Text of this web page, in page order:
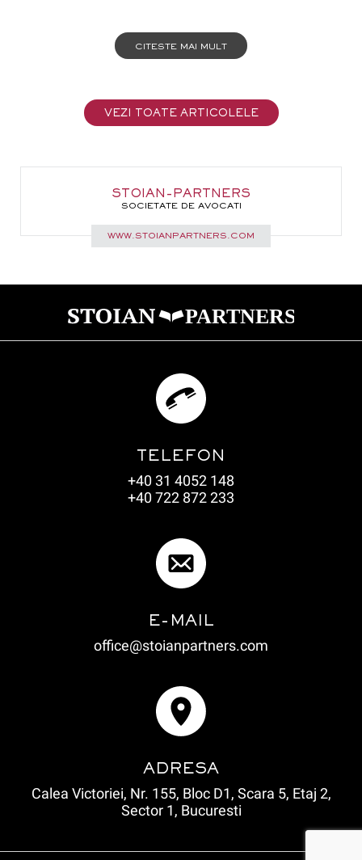
hotărâre judecătorească, se naște […]
CITESTE MAI MULT
VEZI TOATE ARTICOLELE
STOIAN-PARTNERS
SOCIETATE DE AVOCATI
WWW.STOIANPARTNERS.COM
TELEFON
+40 31 4052 148
+40 722 872 233
E-MAIL
office@stoianpartners.com
ADRESA
Calea Victoriei, Nr. 155, Bloc D1, Scara 5, Etaj 2,
Sector 1, Bucuresti